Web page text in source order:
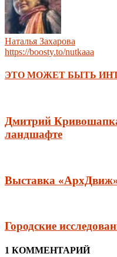
Наталья Захарова
https://boosty.to/nutkaaa
ЭТО МОЖЕТ БЫТЬ
Дмитрий
ландшафте
Выставка
Городские
1 КОММЕНТАРИЙ